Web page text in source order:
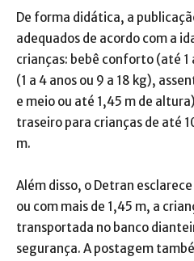
De forma didática, a
adequados de acordo com a
crianças: bebê conforto (até 1
(1 a 4 anos ou 9 a 18 kg),
e meio ou até 1,45 m de
traseiro para crianças de até
m.
Além disso, o Detran
ou com mais de 1,45 m, a
transportada no banco
segurança. A postagem